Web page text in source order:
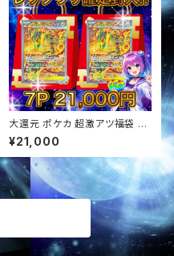
大還元 ポケカ 超激アツ福袋 レ
ックウザ確定 オリパ
¥21,000